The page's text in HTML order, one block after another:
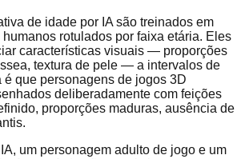
de idade por IA são treinados em
rotulados por faixa etária. Eles
características visuais — proporções
textura de pele — a intervalos de
é que personagens de jogos 3D
deliberadamente com feições
proporções maduras, ausência de
um personagem adulto de jogo e um